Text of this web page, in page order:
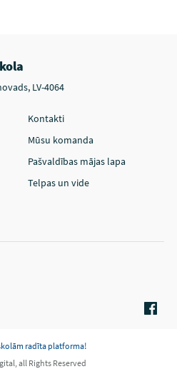
LV-4064
Kontakti
Mūsu komanda
Pašvaldības mājas lapa
Telpas un vide
radīta platforma!
all Rights Reserved